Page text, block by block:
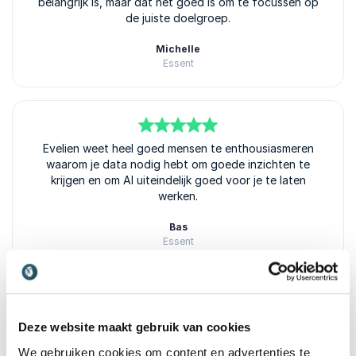
Deze website maakt gebruik van cookies
We gebruiken cookies om content en advertenties te
de juiste doelgroep.
Michelle
Essent
5van5
Evelien weet heel goed mensen te enthousiasmeren
waarom je data nodig hebt om goede inzichten te
krijgen en om AI uiteindelijk goed voor je te laten
werken.
Bas
Essent
klantbeoordelingen